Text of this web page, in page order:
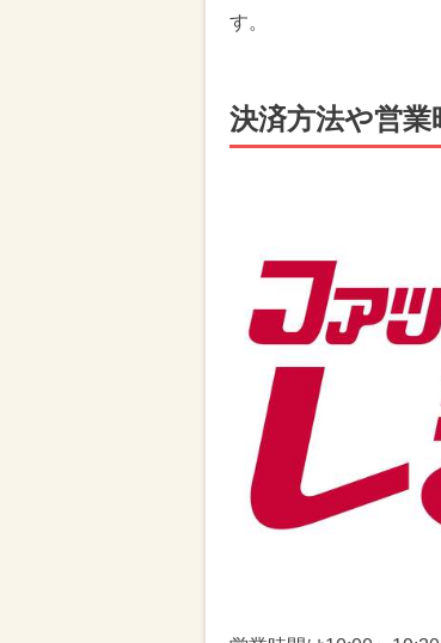
す。
決済方法や営